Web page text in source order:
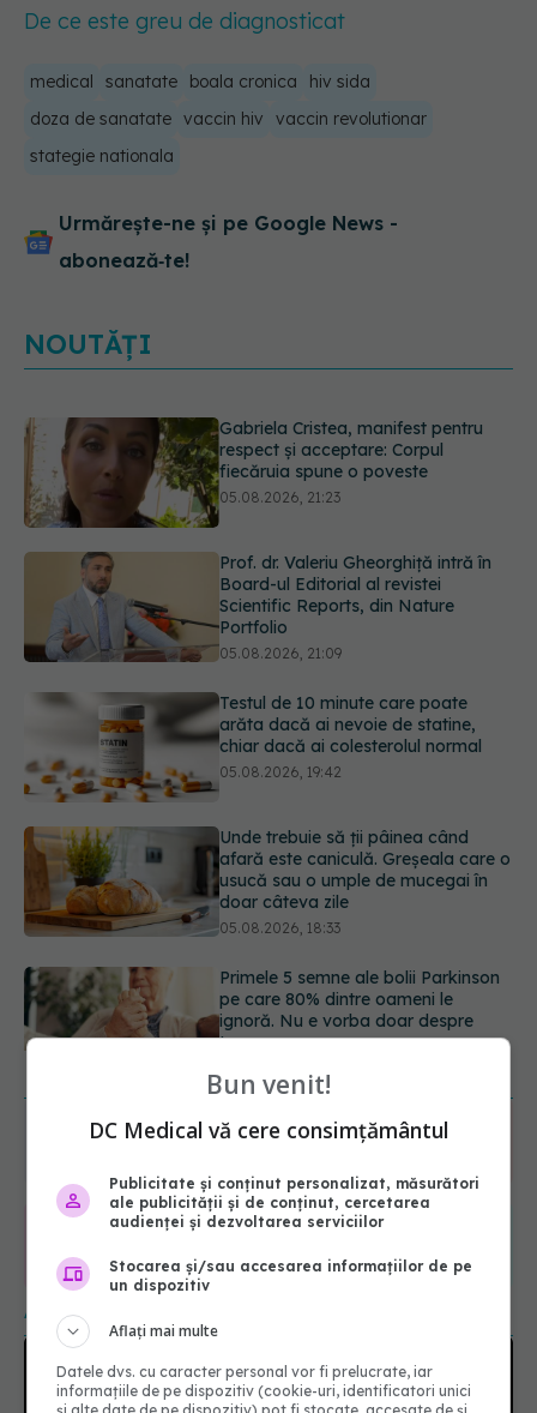
De ce este greu de diagnosticat
medical sanatate boala cronica
hiv sida
doza de sanatate vaccin hiv
vaccin revolutionar
stategie nationala
Urmărește-ne și pe Google News -
abonează‑te!
NOUTĂȚI
Prof. dr. Valeriu Gheorghiță intră în
Board-ul Editorial al revistei
Scientific Reports, din Nature
Portfolio
Testul de 10 minute care poate
arăta dacă ai nevoie de statine,
chiar dacă ai colesterolul normal
05.08.2026, 19:42
Unde trebuie să ții pâinea când
afară este caniculă. Greșeala care o
usucă sau o umple de mucegai în
doar câteva zile
Primele 5 semne ale bolii Parkinson
pe care 80% dintre oameni le
ignoră. Nu e vorba doar despre
tremor
05.08.2026, 17:31
Gabriela Cristea, manifest pentru
respect și acceptare: Corpul
fiecăruia spune o poveste
URMĂREȘTE-NE ȘI PE:
6560
ABONAȚI
URMĂRITORI
1401
URMĂRITORI
ARTICOLE SIMILARE
Bun venit!
DC Medical vă cere consimțământul
Publicitate și conținut personalizat, măsurători
ale publicității și de conținut, cercetarea
audienței și dezvoltarea serviciilor
Stocarea și/sau accesarea informațiilor de pe
un dispozitiv
Aflați mai multe
Datele dvs. cu caracter personal vor fi prelucrate, iar
informațiile de pe dispozitiv (cookie-uri, identificatori unici